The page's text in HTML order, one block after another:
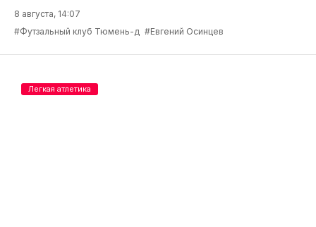
8 августа, 14:07
#Футзальный клуб Тюмень-д #Евгений Осинцев
Легкая атлетика